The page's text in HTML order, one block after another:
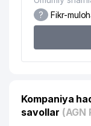
? Fikr-
Kompaniya
savollar (AGN